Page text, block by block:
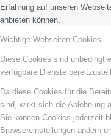
Erfahrung auf unseren
anbieten können.
Wichtige Webseiten-Cookies
Diese Cookies sind unbedingt
verfügbare Dienste
Da diese Cookies für die
sind, wirkt sich die Ablehnung
Sie können Cookies jederzeit
Browsereinstellungen ändern